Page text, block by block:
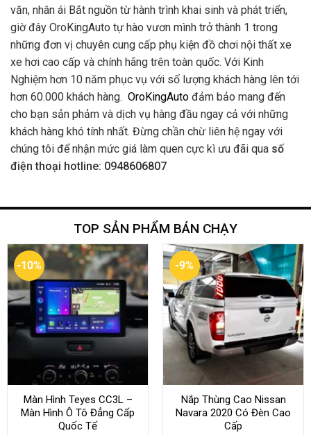
văn, nhân ái Bắt nguồn từ hành trình khai sinh và phát triển,
giờ đây OroKingAuto tự hào vươn mình trở thành 1 trong
những đơn vị chuyên cung cấp phụ kiện đồ chơi nội thất xe
xe hơi cao cấp và chính hãng trên toàn quốc. Với Kinh
Nghiệm hơn 10 năm phục vụ với số lượng khách hàng lên tới
hơn 60.000 khách hàng. OroKingAuto đảm bảo mang đến
cho bạn sản phảm và dịch vụ hàng đầu ngay cả với những
khách hàng khó tính nhất. Đừng chần chừ liên hệ ngay với
chúng tôi để nhận mức giá làm quen cực kì ưu đãi qua số
điện thoại hotline: 0948606807
TOP SẢN PHẨM BÁN CHẠY
-10%
Màn Hình Teyes CC3L –
Màn Hình Ô Tô Đẳng Cấp
Quốc Tế
-9%
Nắp Thùng Cao Nissan
Navara 2020 Có Đèn Cao
Cấp